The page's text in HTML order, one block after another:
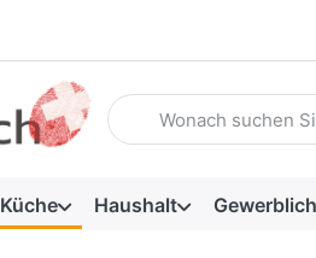
Geben Sie einen
Küche Haushalt